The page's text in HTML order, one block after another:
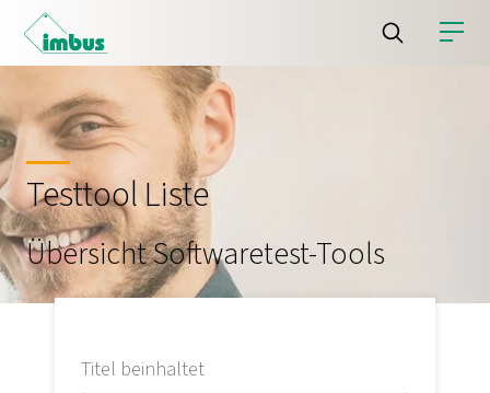
Testtool Liste
Übersicht Softwaretest-Tools